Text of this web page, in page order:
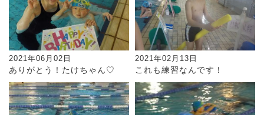
2021年06月02日
ありがとう！たけちゃん♡
2021年02月13日
これも練習なんです！